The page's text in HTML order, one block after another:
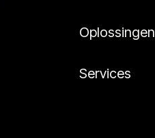
Oplossingen
Services